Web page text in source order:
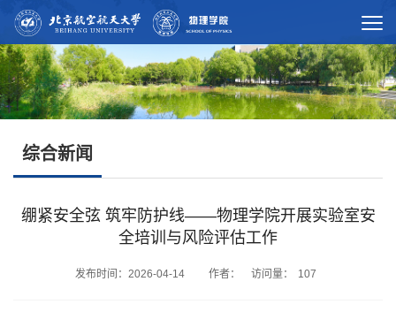
综合新闻
绷紧安全弦 筑牢防护线——物理学院开展实验室安
全培训与风险评估工作
发布时间：2026-04-14 作者： 访问量： 107